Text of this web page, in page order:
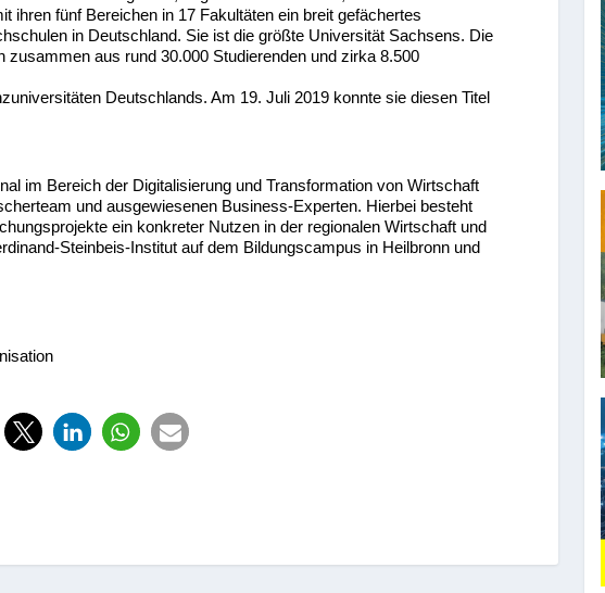
ihren fünf Bereichen in 17 Fakultäten ein breit gefächertes
in Deutschland. Sie ist die größte Universität Sachsens. Die
aus rund 30.000 Studierenden und zirka 8.500
Deutschlands. Am 19. Juli 2019 konnte sie diesen Titel
im Bereich der Digitalisierung und Transformation von Wirtschaft
und ausgewiesenen Business-Experten. Hierbei besteht
ein konkreter Nutzen in der regionalen Wirtschaft und
Steinbeis-Institut auf dem Bildungscampus in Heilbronn und